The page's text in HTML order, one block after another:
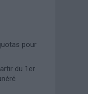
pour
du 1er